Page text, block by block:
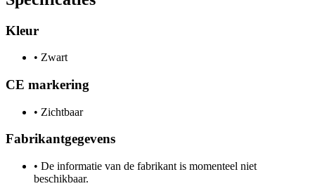
Kleur
• Zwart
CE markering
• Zichtbaar
Fabrikantgegevens
• De informatie van de fabrikant is momenteel niet
beschikbaar.